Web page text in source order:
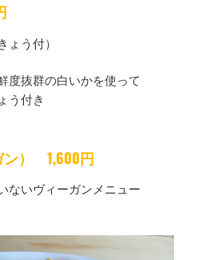
ょう付）
度抜群の白いかを使って
う付き
） 1,600円
ないヴィーガンメニュー